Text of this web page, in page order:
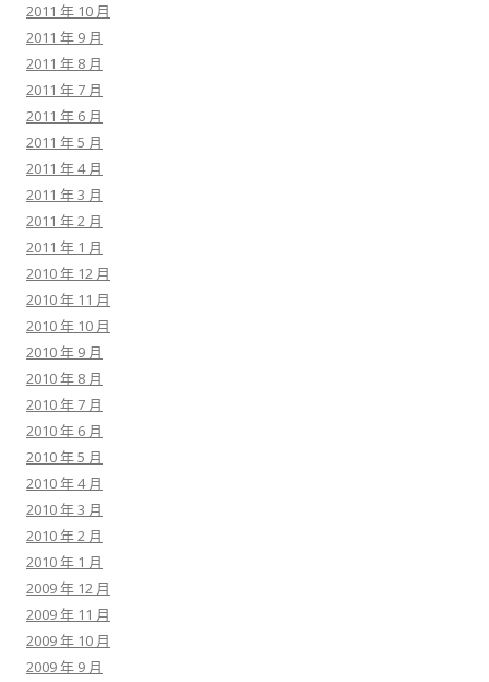
2011 年 10 月
2011 年 9 月
2011 年 8 月
2011 年 7 月
2011 年 6 月
2011 年 5 月
2011 年 4 月
2011 年 3 月
2011 年 2 月
2011 年 1 月
2010 年 12 月
2010 年 11 月
2010 年 10 月
2010 年 9 月
2010 年 8 月
2010 年 7 月
2010 年 6 月
2010 年 5 月
2010 年 4 月
2010 年 3 月
2010 年 2 月
2010 年 1 月
2009 年 12 月
2009 年 11 月
2009 年 10 月
2009 年 9 月